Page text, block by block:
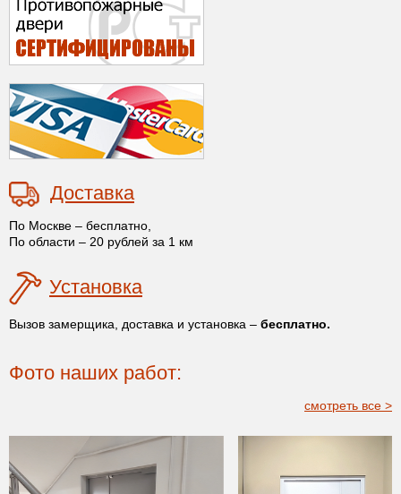
Доставка
По Москве – бесплатно,
По области – 20 рублей за 1 км
Установка
Вызов замерщика, доставка и установка – бесплатно.
Фото наших работ:
смотреть все >